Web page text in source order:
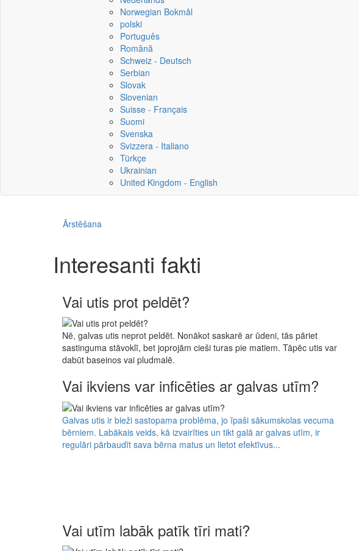
Norwegian Bokmål
polski
Português
Română
Schweiz - Deutsch
Serbian
Slovak
Slovenian
Suisse - Français
Suomi
Svenska
Svizzera - Italiano
Türkçe
Ukrainian
United Kingdom - English
Ārstēšana
Interesanti fakti
Vai utis prot peldēt?
Nē, galvas utis neprot peldēt. Nonākot saskarē ar ūdeni, tās pāriet
sastinguma stāvoklī, bet joprojām cieši turas pie matiem. Tāpēc utis var
dabūt baseinos vai pludmalē.
Vai ikviens var inficēties ar galvas utīm?
Galvas utis ir bieži sastopama problēma, jo īpaši sākumskolas vecuma
bērniem. Labākais veids, kā izvairīties un tikt galā ar galvas utīm, ir
regulāri pārbaudīt sava bērna matus un lietot efektīvus...
Vai utīm labāk patīk tīri mati?